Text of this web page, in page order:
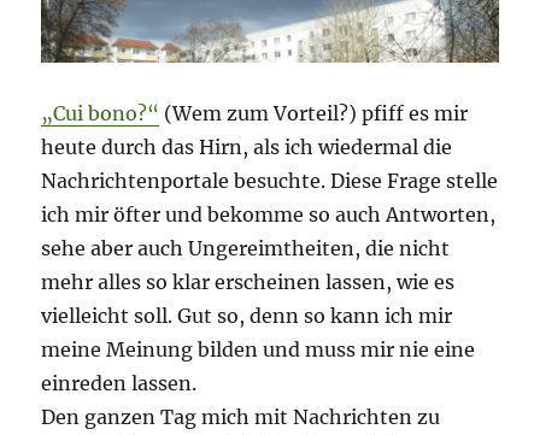
„Cui bono?“ (Wem zum Vorteil?) pfiff es mir
heute durch das Hirn, als ich wiedermal die
Nachrichtenportale besuchte. Diese Frage stelle
ich mir öfter und bekomme so auch Antworten,
sehe aber auch Ungereimtheiten, die nicht
mehr alles so klar erscheinen lassen, wie es
vielleicht soll. Gut so, denn so kann ich mir
meine Meinung bilden und muss mir nie eine
einreden lassen.
Den ganzen Tag mich mit Nachrichten zu